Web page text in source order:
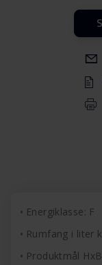
Energiklasse: F
Rumfang i liter
Produktmål